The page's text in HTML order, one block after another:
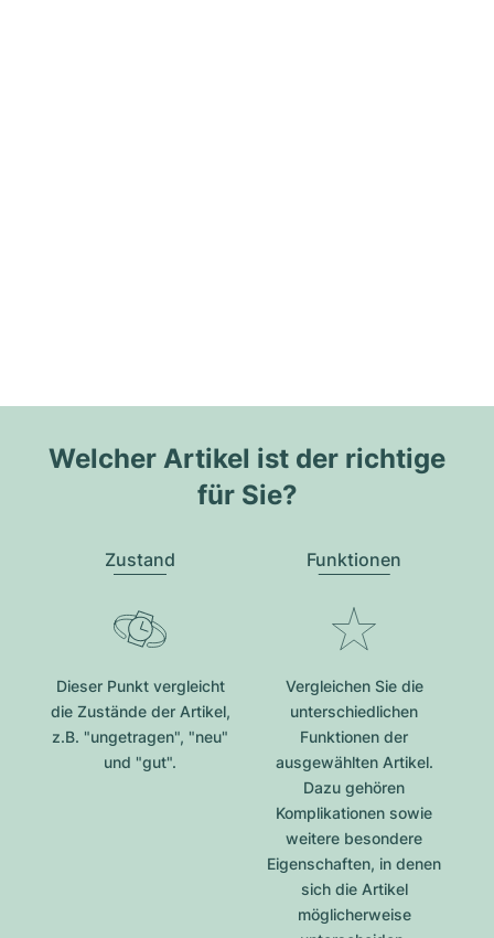
Welcher Artikel ist der richtige
für Sie?
Zustand
Dieser Punkt vergleicht
die Zustände der Artikel,
z.B. "ungetragen", "neu"
und "gut".
Funktionen
Vergleichen Sie die
unterschiedlichen
Funktionen der
ausgewählten Artikel.
Dazu gehören
Komplikationen sowie
weitere besondere
Eigenschaften, in denen
sich die Artikel
möglicherweise